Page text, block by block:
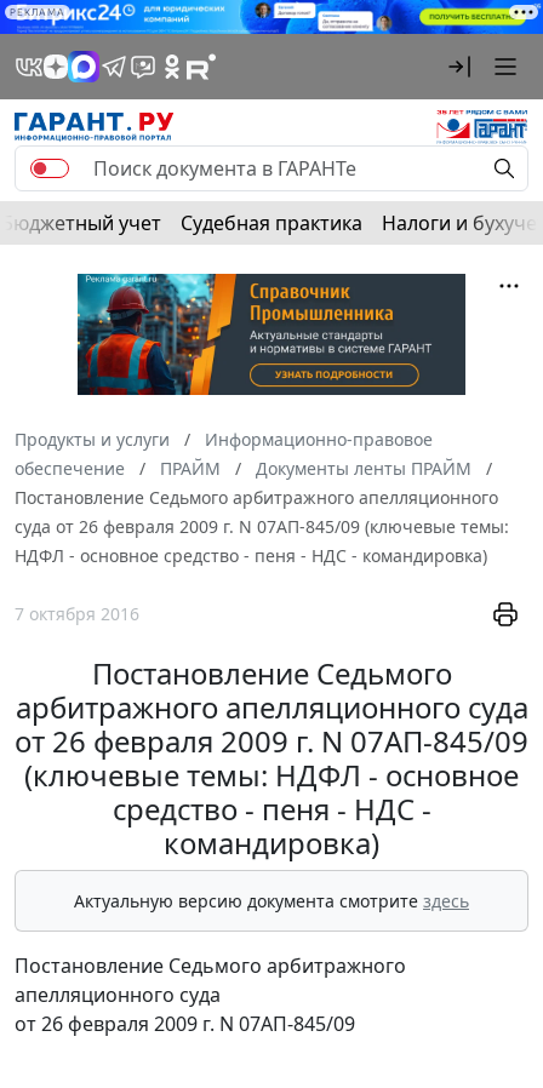
РЕКЛАМА
Бюджетный учет Судебная практика Налоги и
Продукты и услуги
Информационно-правовое
обеспечение
ПРАЙМ
Документы ленты ПРАЙМ
Постановление Седьмого арбитражного апелляционного
суда от 26 февраля 2009 г. N 07АП-845/09 (ключевые темы:
НДФЛ - основное средство - пеня - НДС - командировка)
7 октября 2016
Постановление Седьмого
арбитражного апелляционного суда
от 26 февраля 2009 г. N 07АП-845/09
(ключевые темы: НДФЛ - основное
средство - пеня - НДС -
командировка)
Актуальную версию документа смотрите здесь
Постановление Седьмого арбитражного
апелляционного суда
от 26 февраля 2009 г. N 07АП-845/09